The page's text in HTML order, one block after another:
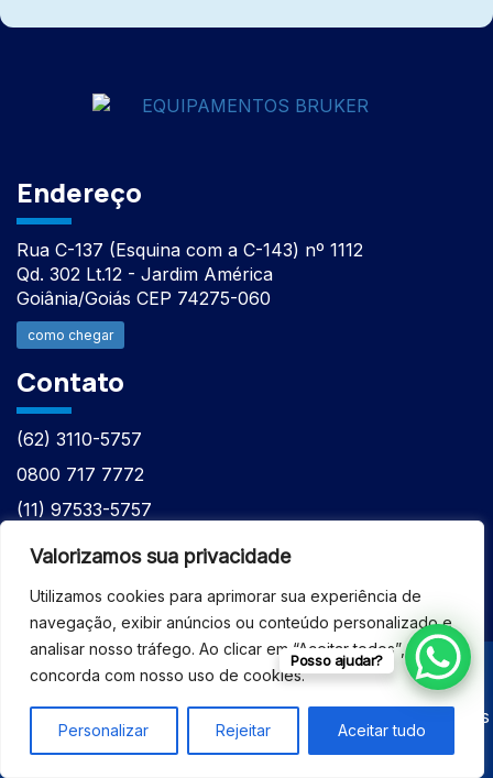
Valorizamos sua privacidade
Utilizamos cookies para aprimorar sua experiência de
navegação, exibir anúncios ou conteúdo personalizado e
analisar nosso tráfego. Ao clicar em “Aceitar todos”, você
concorda com nosso uso de cookies.
Personalizar Rejeitar Aceitar tudo
Endereço
Rua C-137 (Esquina com a C-143) nº 1112
Qd. 302 Lt.12 - Jardim América
Goiânia/Goiás CEP 74275-060
como chegar
Contato
(62) 3110-5757
0800 717 7772
(11) 97533-5757
(62) 98610-7777
© 2026 - ASSISTÊNCIA TÉCNICA ESPECIALIZADA
EQUIPAMENTOS BRUKER - Todos os direitos reservados
Posso ajudar?